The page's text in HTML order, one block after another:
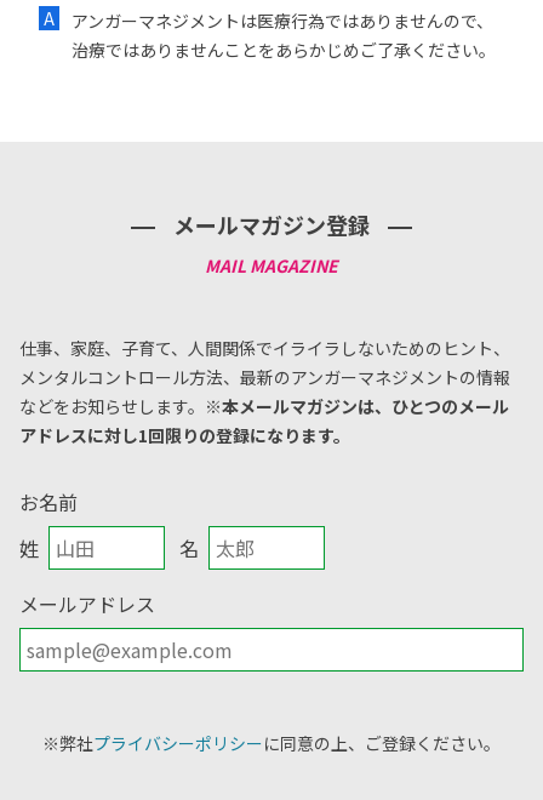
アンガーマネジメントは医療行為ではありませんので、
治療ではありませんことをあらかじめご了承ください。
メールマガジン登録
仕事、家庭、子育て、人間関係でイライラしないためのヒント、
メンタルコントロール方法、 最新のアンガーマネジメントの情報
などをお知らせします。 ※本メールマガジンは、ひとつのメール
アドレスに対し1回限りの登録になります。
お名前
姓
名
メールアドレス
※弊社プライバシーポリシーに同意の上、ご登録ください。